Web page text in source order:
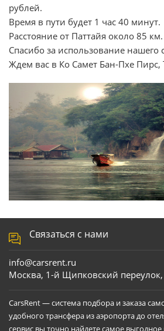
рублей.
Время в пути будет 1 час 40 минут.
Расстояние от Паттайя около 85 км.
Спасибо за использование нашего
Ждем вас в Ко Самет Бан-Пхе Пирс,
Связаться с нами
info@carsrent.ru
Москва, 1-й Щипковский переулок,
CarsRent — система подбора и заказа
удобного трансфера из аэропорта до
сервис вы точно найдете самое